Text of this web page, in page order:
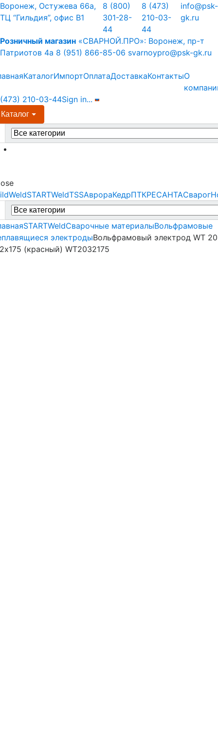
Skip
to
Skip
to
Воронеж, Остужева 66а,
ТЦ “Гильдия”, офис В1
8 (800)
301-28-
44
8 (473)
210-03-
44
info@psk-
gk.ru
Розничный магазин «СВАРНОЙ.ПРО»: Воронеж, пр-т
Патриотов 4а 8 (951) 866-85-06 svarnoypro@psk-gk.ru
КаталогИмпортОплатаДоставкаКонтактыО
210-03-44Sign in...
Каталог
STARTWeldTSSАврораКедрПТКРЕСАНТАСварог
STARTWeldСварочные материалыВольфрамовые
электродыВольфрамовый электрод WT 20
(красный) WT2032175